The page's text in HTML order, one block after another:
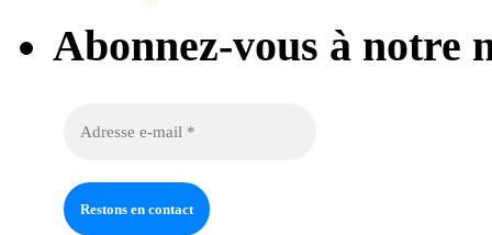
Abonnez-vous à notre